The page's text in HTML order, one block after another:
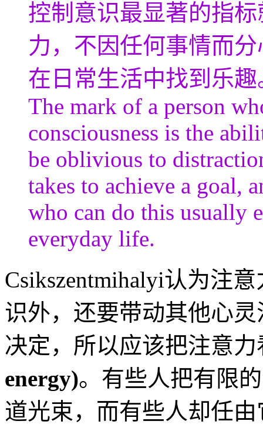
控制意识最显著的指
力，不因任何事情而
在日常生活中找到乐趣
The mark of a person
consciousness is the
be oblivious to
takes to achieve a goal,
who can do this usually
everyday life.
Csikszentmihalyi认为注
识外，还要带动其他心
决定，所以应该把注意
energy)。有些人把有限
道光束，而有些人却任